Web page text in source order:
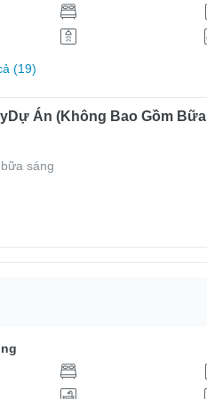
(19)
Án (Không Bao Gồm Bữa
sáng